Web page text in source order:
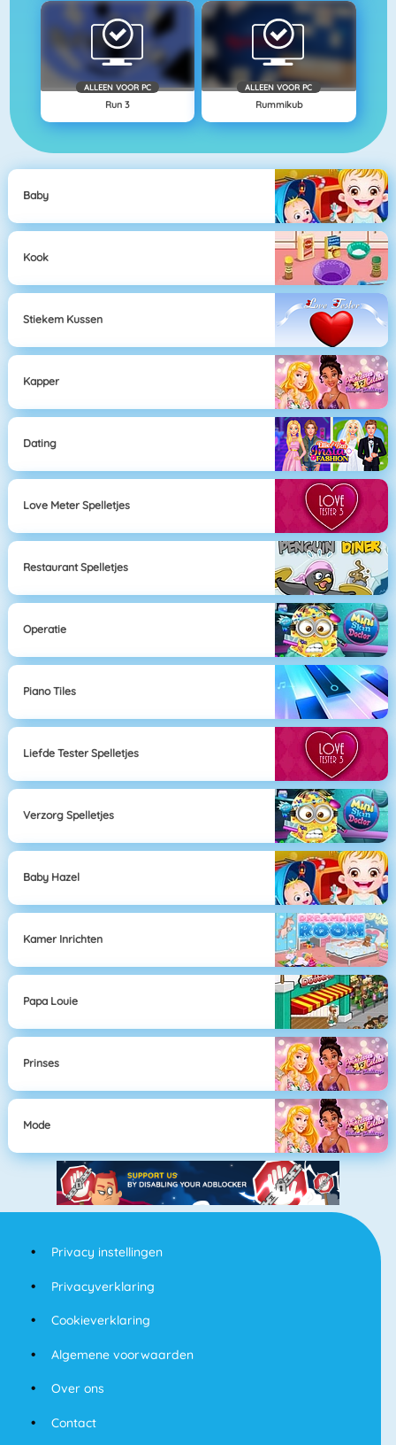
ALLEEN VOOR PC
Run 3
ALLEEN VOOR PC
Rummikub
Baby
Kook
Stiekem Kussen
Kapper
Dating
Love Meter Spelletjes
Restaurant Spelletjes
Operatie
Piano Tiles
Liefde Tester Spelletjes
Verzorg Spelletjes
Baby Hazel
Kamer Inrichten
Papa Louie
Prinses
Mode
Privacy instellingen
Privacyverklaring
Cookieverklaring
Algemene voorwaarden
Over ons
Contact